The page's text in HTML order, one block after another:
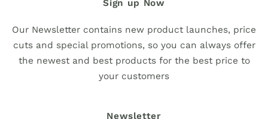
Sign up Now
Our Newsletter contains new product launches, price
cuts and special promotions, so you can always offer
the newest and best products for the best price to
your customers
Newsletter